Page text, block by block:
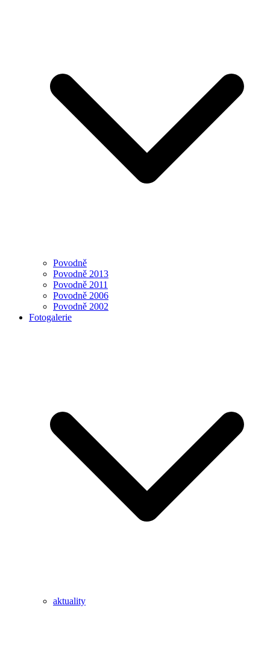
Povodně
Povodně 2013
Povodně 2011
Povodně 2006
Povodně 2002
Fotogalerie
aktuality